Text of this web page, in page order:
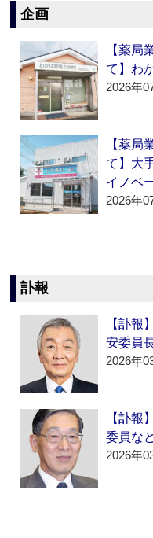
企画
【薬局
て】わ
2026年
【薬局
て】大
イノベ
2026年
訃報
【訃報
安委員
2026年
【訃報
委員な
2026年